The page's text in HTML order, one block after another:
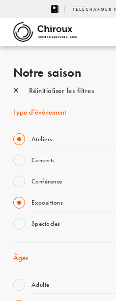
TÉLÉCHARGER
CENTRE CULTUREL - LIÈGE
Notre saison
Réinitialiser les filtres
Type d’événement
Ateliers
Concerts
Conférence
Expositions
Spectacles
Âges
Adulte